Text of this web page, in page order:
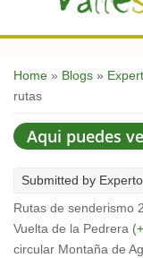
You are here
Home » Blogs »
rutas
Aqui puedes
Submitted by Experto
Rutas de senderismo
Vuelta de la Pedrera
circular Montaña de